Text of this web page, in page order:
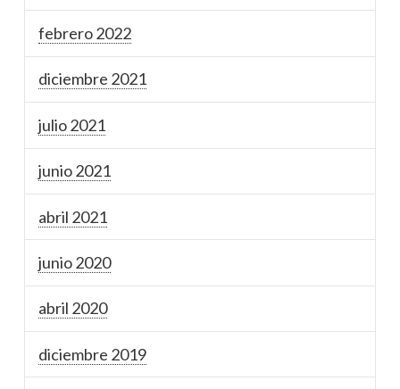
febrero 2022
diciembre 2021
julio 2021
junio 2021
abril 2021
junio 2020
abril 2020
diciembre 2019